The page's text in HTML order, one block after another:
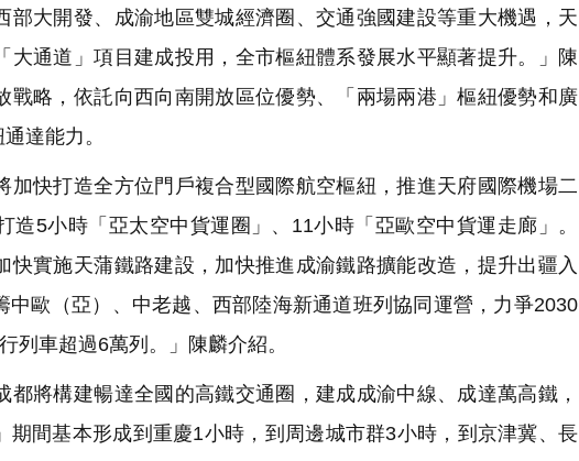
大開發、成渝地區雙城經濟圈、交通強國建設等重大機遇，天
通道」項目建成投用，全市樞紐體系發展水平顯著提升。」陳
戰略，依託向西向南開放區位優勢、「兩場兩港」樞紐優勢和廣
達能力。
快打造全方位門戶複合型國際航空樞紐，推進天府國際機場二
5小時「亞太空中貨運圈」、11小時「亞歐空中貨運走廊」。
快實施天蒲鐵路建設，加快推進成渝鐵路擴能改造，提升出疆入
歐（亞）、中老越、西部陸海新通道班列協同運營，力爭2030
列車超過6萬列。」陳麟介紹。
將構建暢達全國的高鐵交通圈，建成成渝中線、成達萬高鐵，
間基本形成到重慶1小時，到周邊城市群3小時，到京津冀、長